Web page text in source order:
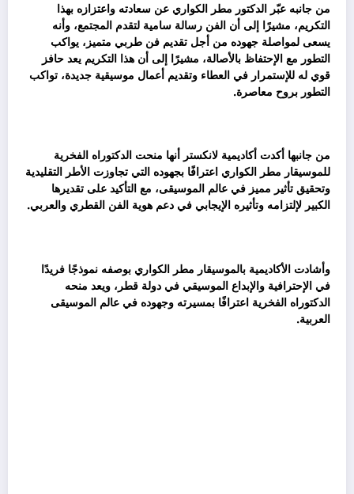
من جانبه عبّر الدكتور مطر الكواري عن سعادته واعتزازه بهذا
التكريم، مشيرًا إلى أن الفن رسالة سامية لتقدم المجتمع، وأنه
يسعى لمواصلة جهوده من أجل تقديم فن طربي متميز، يواكب
التطور مع الإحتفاظ بالأصالة، مشيرًا إلى أن هذا التكريم يعد حافز
قوي له للإستمرار في العطاء وتقديم أعمال موسيقية جديدة، تواكب
التطور بروح معاصرة.
من جانبها أكدت أكاديمية لانكستر أنها منحت الدكتوراه الفخرية
للموسيقار مطر الكواري اعترافًا بجهوده التي تجاوزت الأطر التقليدية
وتحقيق تأثير مميز في عالم الموسيقى، مع التأكيد على تقديرها
الكبير لإلتزامه وتأثيره الإيجابي في دعم هوية الفن القطري والعربي.
وأشادت الأكاديمية بالموسيقار مطر الكواري بوصفه نموذجًا فريدًا
في الإحترافية والإبداع الموسيقي في دولة قطر، ويعد منحه
الدكتوراه الفخرية اعترافًا بمسيرته وجهوده في عالم الموسيقى
العربية.